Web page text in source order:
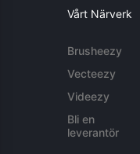
Vårt Närverk
Brusheezy
Vecteezy
Videezy
Bli en
leverantör